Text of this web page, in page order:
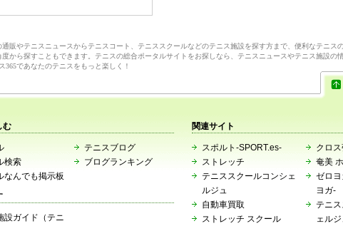
販やテニスニュースからテニスコート、テニススクールなどのテニス施設を探す方まで、便利なテニス
から探すこともできます。テニスの総合ポータルサイトをお探しなら、テニスニュースやテニス施設の
であなたのテニスをもっと楽しく！
む
検索
なんでも掲示板
テニスブログ
ブログランキング
設ガイド（テニ
関連サイト
スポルト-SPORT.es-
ストレッチ
テニススクールコンシェ
ルジュ
自動車買取
ストレッチ スクール
クロス
奄美
ゼロヨ
ヨガ-
テニ
ェル